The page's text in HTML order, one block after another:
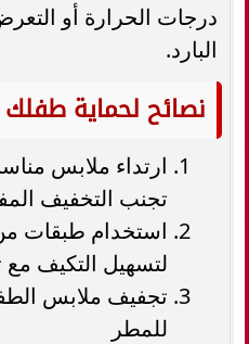
درجات الحرارة أو
البارد.
نصائح لحماية
ارتداء ملابس
تجنب التخفيف
استخدام طبقات
لتسهيل التكيف مع
تجفيف ملابس
للمطر